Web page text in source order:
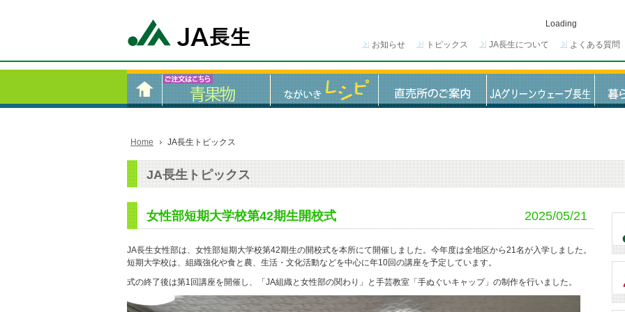
Loading
お知らせ トピックス JA長生について よくある質問
Home JA長生トピックス
JA長生トピックス
2025/05/21
女性部短期大学校第42期生開校式
JA長生女性部は、女性部短期大学校第42期生の開校式を本所にて開催しました。今年度は全地区から21名が入学しました。
短期大学校は、組織強化や食と農、生活・文化活動などを中心に年10回の講座を予定しています。
式の終了後は第1回講座を開催し、「JA組織と女性部の関わり」と手芸教室「手ぬぐいキャップ」の制作を行いました。